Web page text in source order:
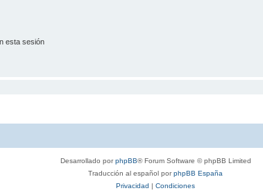
esta sesión
Desarrollado porphpBB® Forum Software © phpBB Limited
Traducción al español porphpBB España
Privacidad | Condiciones